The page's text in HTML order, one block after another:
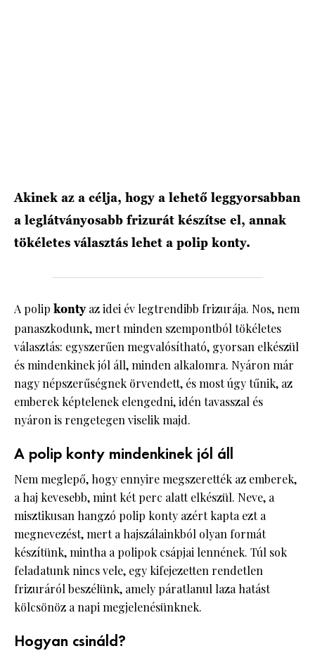
Akinek az a célja, hogy a lehető leggyorsabban
a leglátványosabb frizurát készítse el, annak
tökéletes választás lehet a polip konty.
A polip kontyaz idei év legtrendibb frizurája. Nos, nem
panaszkodunk, mert minden szempontból tökéletes
választás: egyszerűen megvalósítható, gyorsan elkészül
és mindenkinek jól áll, minden alkalomra. Nyáron már
nagy népszerűségnek örvendett, és most úgy tűnik, az
emberek képtelenek elengedni, idén tavasszal és
nyáron is rengetegen viselik majd.
A polip konty mindenkinek jól áll
Nem meglepő, hogy ennyire megszerették az emberek,
a haj kevesebb, mint két perc alatt elkészül. Neve, a
misztikusan hangzó polip konty azért kapta ezt a
megnevezést, mert a hajszálainkból olyan formát
készítünk, mintha a polipok csápjai lennének. Túl sok
feladatunk nincs vele, egy kifejezetten rendetlen
frizuráról beszélünk, amely páratlanul laza hatást
kölcsönöz a napi megjelenésünknek.
Hogyan csináld?